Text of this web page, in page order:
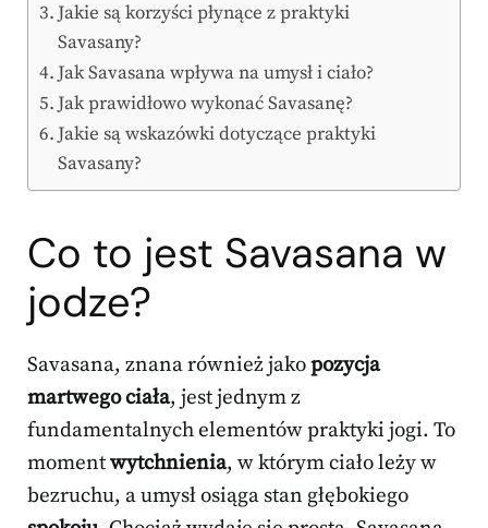
Jakie są korzyści płynące z praktyki
Savasany?
Jak Savasana wpływa na umysł i ciało?
Jak prawidłowo wykonać Savasanę?
Jakie są wskazówki dotyczące praktyki
Savasany?
Co to jest Savasana w
jodze?
Savasana, znana również jakopozycja
martwego ciała, jest jednym z
fundamentalnych elementów praktyki jogi. To
momentwytchnienia, w którym ciało leży w
bezruchu, a umysł osiąga stan głębokiego